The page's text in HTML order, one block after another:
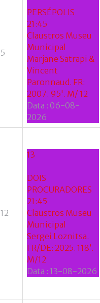
5
PERSÉPOLIS
21:45
Claustros Museu
Municipal
Marjane Satrapi &
Vincent
Paronnaud. FR:
2007. 95'. M/ 12
Data : 06-08-
2026
12
13
DOIS
PROCURADORES
21:45
Claustros Museu
Municipal
Sergei Loznitsa.
FR/DE: 2025. 118’.
M/12
Data : 13-08-2026